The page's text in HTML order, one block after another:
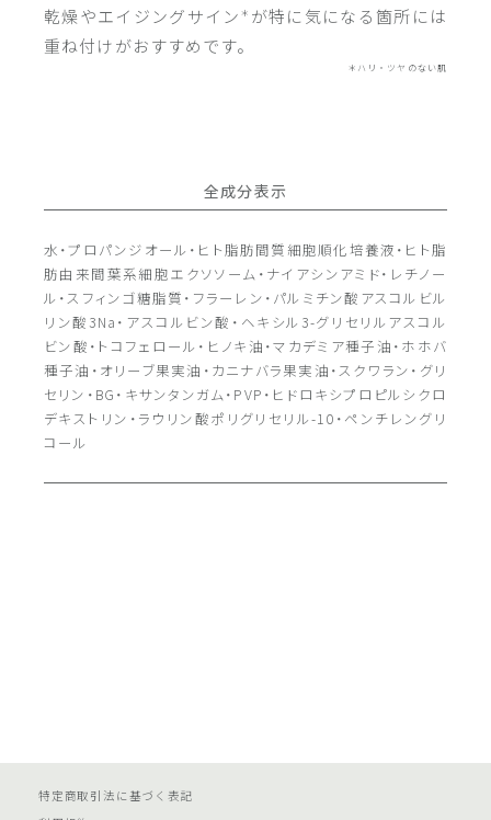
乾燥やエイジングサイン ＊ が特に気になる箇所には
重ね付けがおすすめです。
＊ハリ・ツヤのない肌
全成分表示
水・プロパンジオール・ヒト脂肪間質細胞順化培養液・ヒト脂
肪由来間葉系細胞エクソソーム・ナイアシンアミド・レチノー
ル・スフィンゴ糖脂質・フラーレン・パルミチン酸アスコルビル
リン酸3Na・アスコルビン酸・ヘキシル3-グリセリルアスコル
ビン酸・トコフェロール・ヒノキ油・マカデミア種子油・ホホバ
種子油・オリーブ果実油・カニナバラ果実油・スクワラン・グリ
セリン・BG・キサンタンガム・PVP・ヒドロキシプロピルシクロ
デキストリン・ラウリン酸ポリグリセリル-10・ペンチレングリ
コール
特定商取引法に基づく表記